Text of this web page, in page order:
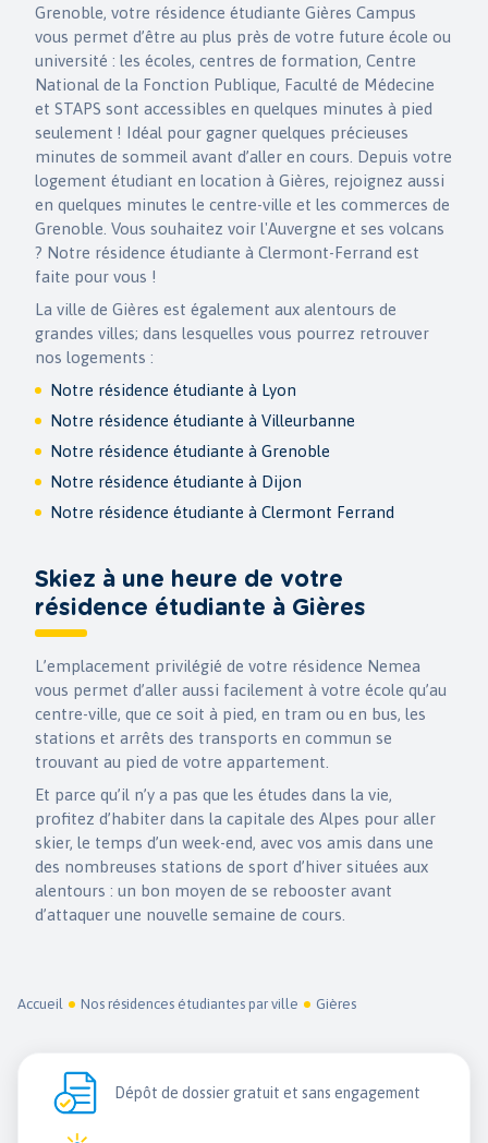
Accueil Nos résidences étudiantes par ville Gières
Grenoble, votre résidence étudiante Gières Campus
vous permet d’être au plus près de votre future école ou
université : les écoles, centres de formation, Centre
National de la Fonction Publique, Faculté de Médecine
et STAPS sont accessibles en quelques minutes à pied
seulement ! Idéal pour gagner quelques précieuses
minutes de sommeil avant d’aller en cours. Depuis votre
logement étudiant en location à Gières, rejoignez aussi
en quelques minutes le centre-ville et les commerces de
Grenoble. Vous souhaitez voir l'Auvergne et ses volcans
? Notre résidence étudiante à Clermont-Ferrand est
faite pour vous !
La ville de Gières est également aux alentours de
grandes villes; dans lesquelles vous pourrez retrouver
nos logements :
Notre résidence étudiante à Lyon
Notre résidence étudiante à Villeurbanne
Notre résidence étudiante à Grenoble
Notre résidence étudiante à Dijon
Notre résidence étudiante à Clermont Ferrand
Skiez à une heure de votre
résidence étudiante à Gières
L’emplacement privilégié de votre résidence Nemea
vous permet d’aller aussi facilement à votre école qu’au
centre-ville, que ce soit à pied, en tram ou en bus, les
stations et arrêts des transports en commun se
trouvant au pied de votre appartement.
Et parce qu’il n’y a pas que les études dans la vie,
profitez d’habiter dans la capitale des Alpes pour aller
skier, le temps d’un week-end, avec vos amis dans une
des nombreuses stations de sport d’hiver situées aux
alentours : un bon moyen de se rebooster avant
d’attaquer une nouvelle semaine de cours.
Dépôt de dossier gratuit et sans engagement